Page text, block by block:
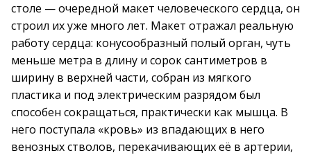
столе — очередной макет человеческого сердца, он
строил их уже много лет. Макет отражал реальную
работу сердца: конусообразный полый орган, чуть
меньше метра в длину и сорок сантиметров в
ширину в верхней части, собран из мягкого
пластика и под электрическим разрядом был
способен сокращаться, практически как мышца. В
него поступала «кровь» из впадающих в него
венозных стволов, перекачивающих её в артерии,